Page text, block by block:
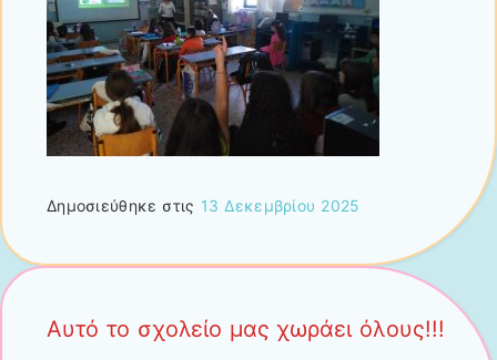
Δημοσιεύθηκε στις 13 Δεκεμβρίου 2025
Αυτό το σχολείο μας χωράει όλους!!!